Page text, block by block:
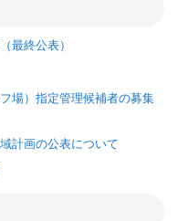
最終公表）
場）指定管理候補者の募集
計画の公表について